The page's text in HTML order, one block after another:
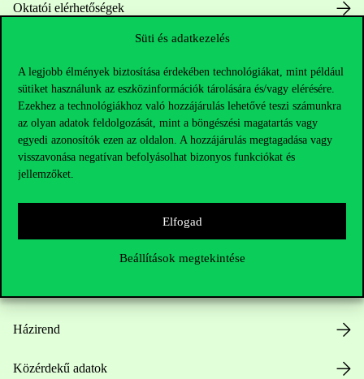
Süti és adatkezelés
A legjobb élmények biztosítása érdekében technológiákat, mint például
sütiket használunk az eszközinformációk tárolására és/vagy elérésére.
Ezekhez a technológiákhoz való hozzájárulás lehetővé teszi számunkra
az olyan adatok feldolgozását, mint a böngészési magatartás vagy
egyedi azonosítók ezen az oldalon. A hozzájárulás megtagadása vagy
visszavonása negatívan befolyásolhat bizonyos funkciókat és
jellemzőket.
Elfogad
Beállítások megtekintése
Oktatói elérhetőségek
HUB jelenlegi hallgatóinknak
Sajtó:press@uni-corvinus.hu
Házirend
Közérdekű adatok